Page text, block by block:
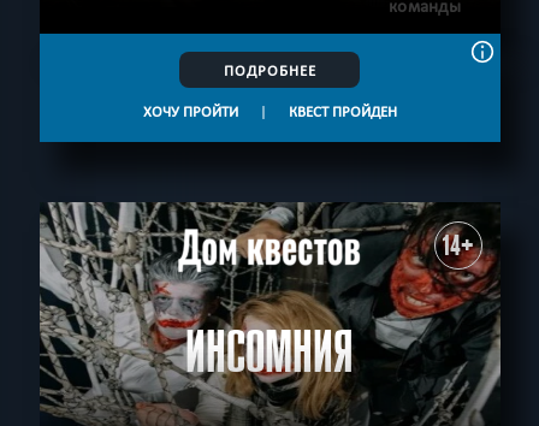
команды
ПОДРОБНЕЕ
ХОЧУ ПРОЙТИ | КВЕСТ ПРОЙДЕН
14+
ИНСОМНИЯ